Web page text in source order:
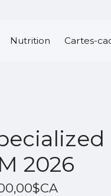
Nutrition Cartes-
2026